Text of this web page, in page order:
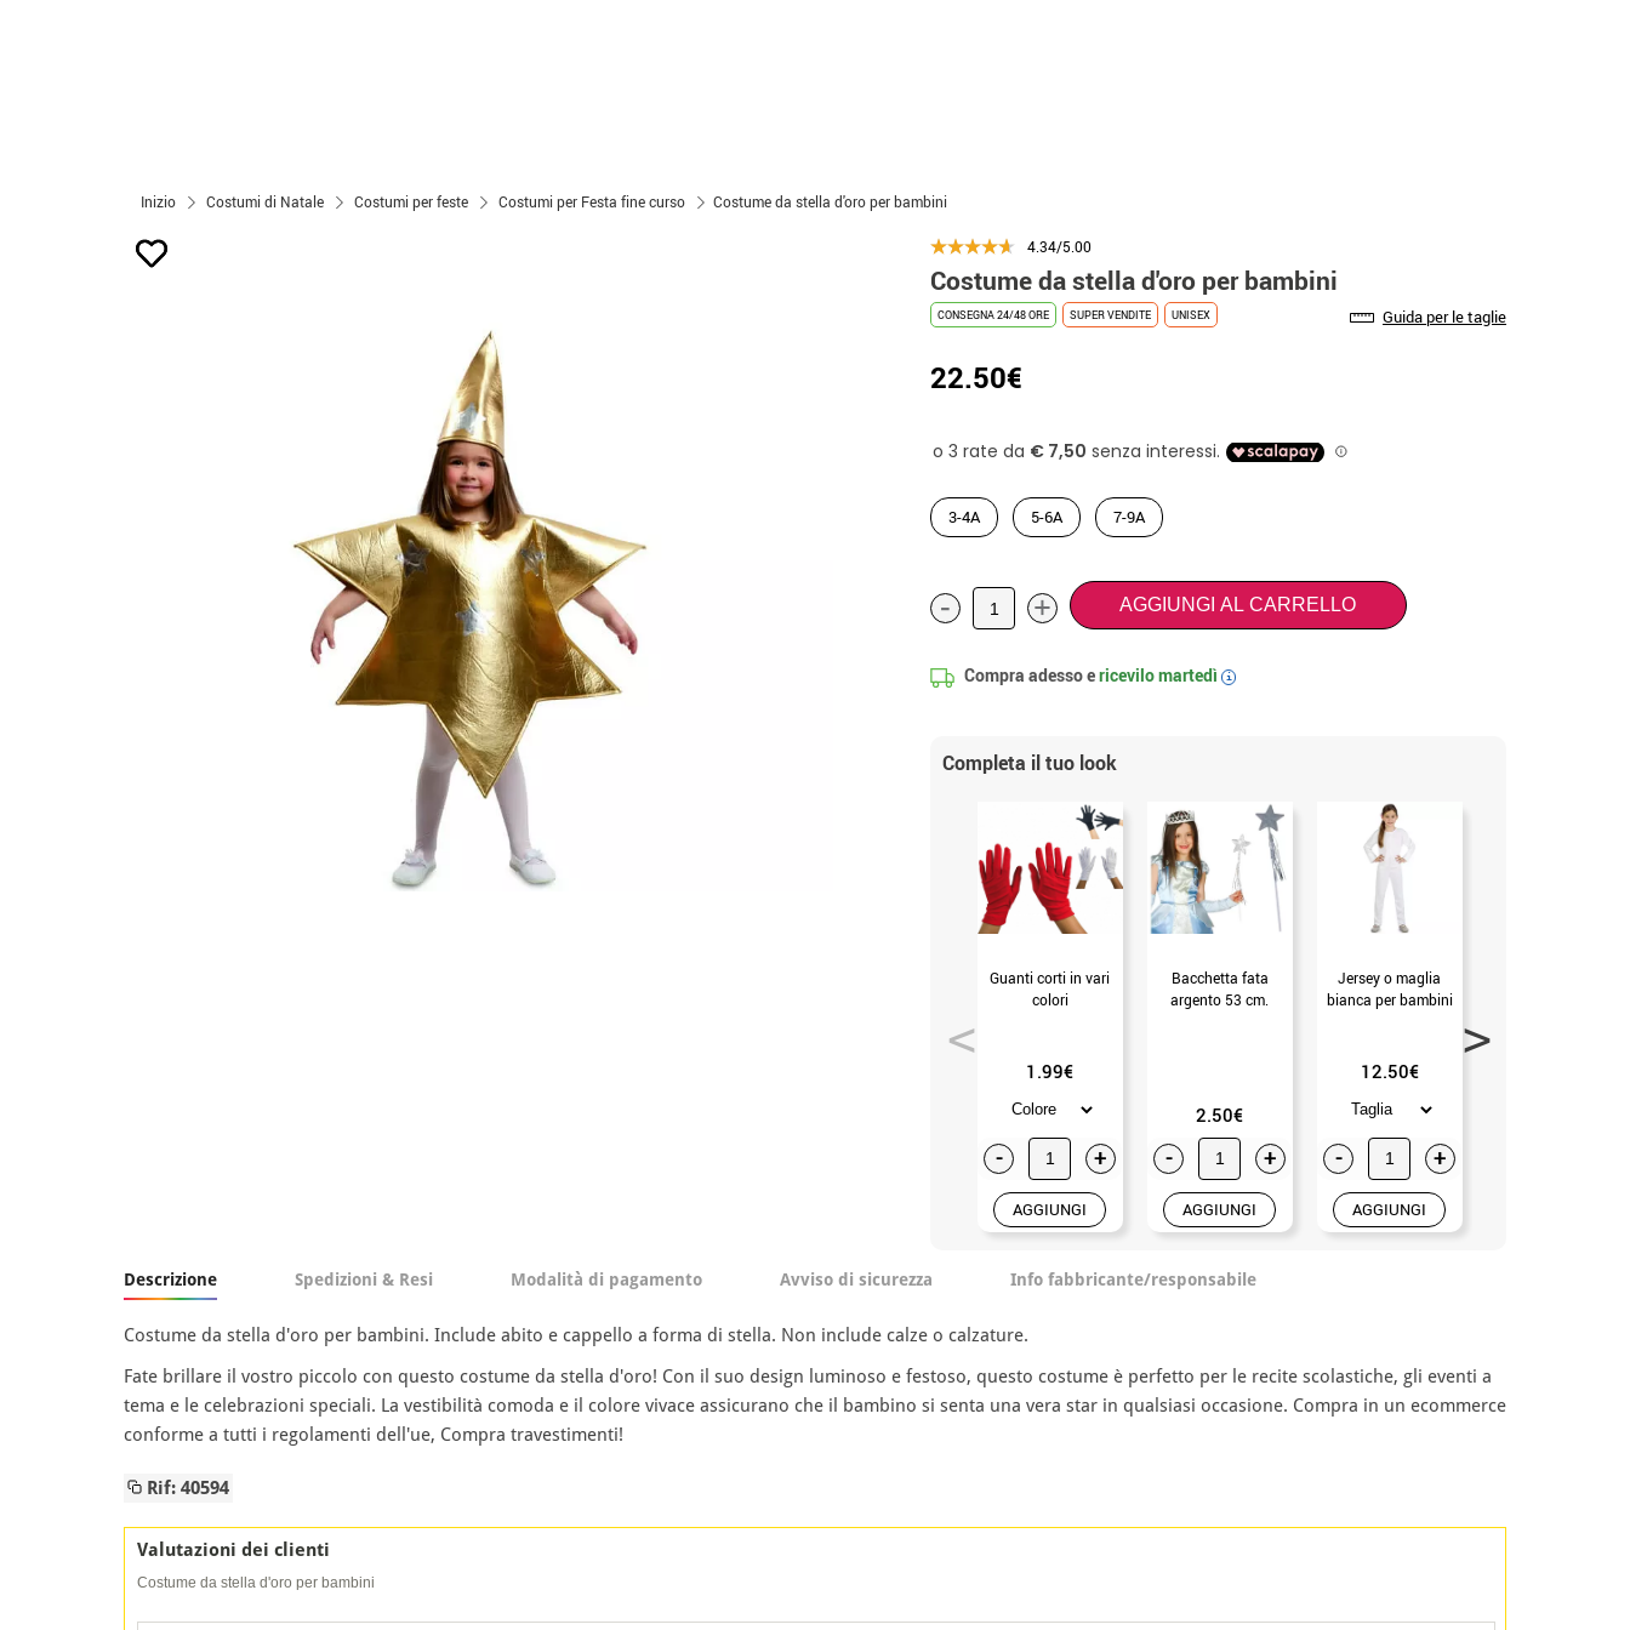
Inizio Costumi di Natale Costumi per feste Costumi per Festa fine curso Costume da stella d'oro per bambini
4.34/5.00
Costume da stella d'oro per bambini
CONSEGNA 24/48 ORE SUPER VENDITE UNISEX Guida per le taglie
22.50€
3-4A 5-6A 7-9A
- + AGGIUNGI AL CARRELLO
Compra adesso ericevilomartedì i
Completa il tuo look
Guanti corti in vari
colori
1.99€
- +
AGGIUNGI
Bacchetta fata
argento 53 cm.
2.50€
- +
AGGIUNGI
Jersey o maglia
bianca per bambini
12.50€
- +
AGGIUNGI
Descrizione Spedizioni & Resi Modalità di pagamento Avviso di sicurezza Info fabbricante/responsabile
Costume da stella d'oro per bambini. Include abito e cappello a forma di stella. Non include calze o calzature.
Fate brillare il vostro piccolo con questo costume da stella d'oro! Con il suo design luminoso e festoso, questo costume è perfetto per le recite scolastiche, gli eventi a
tema e le celebrazioni speciali. La vestibilità comoda e il colore vivace assicurano che il bambino si senta una vera star in qualsiasi occasione. Compra in un ecommerce
conforme a tutti i regolamenti dell'ue, Compra travestimenti!
Rif: 40594
Valutazioni dei clienti
Costume da stella d'oro per bambini